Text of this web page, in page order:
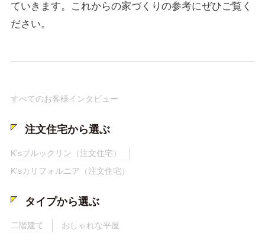
ていきます。これからの家づくりの参考にぜひご覧く
ださい。
すべてのお客様インタビュー
注文住宅から選ぶ
K'sブルックリン（注文住宅）
K'sカリフォルニア（注文住宅）
タイプから選ぶ
二階建て おしゃれな平屋